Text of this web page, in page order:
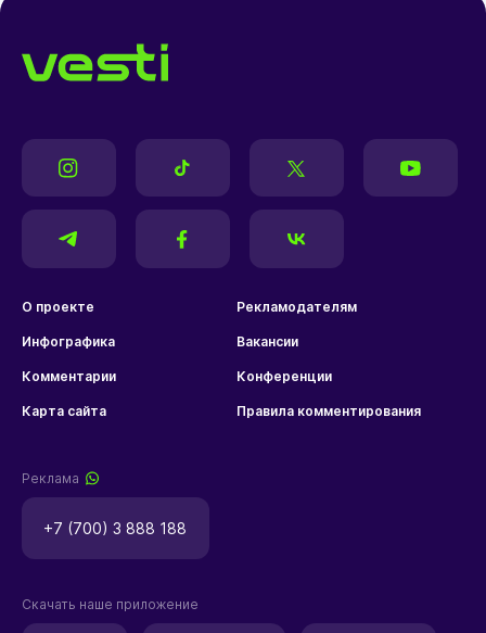
О проекте Рекламодателям
Инфографика Вакансии
Комментарии Конференции
Карта сайта Правила комментирования
Реклама
+7 (700) 3 888 188
Скачать наше приложение